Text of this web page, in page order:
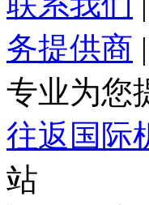
务提供商 |
专业为您
往返国际
站